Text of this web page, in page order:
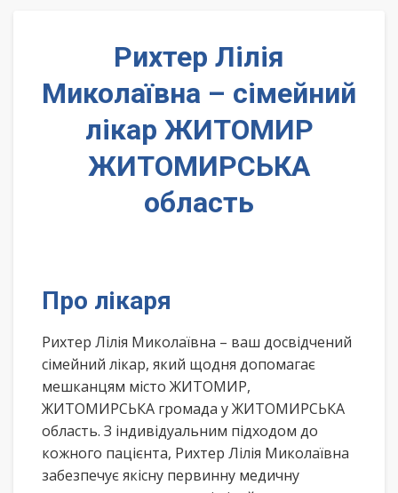
Рихтер Лілія
Миколаївна – сімейний
лікар ЖИТОМИР
ЖИТОМИРСЬКА
область
Про лікаря
Рихтер Лілія Миколаївна – ваш досвідчений
сімейний лікар, який щодня допомагає
мешканцям місто ЖИТОМИР,
ЖИТОМИРСЬКА громада у ЖИТОМИРСЬКА
область. З індивідуальним підходом до
кожного пацієнта, Рихтер Лілія Миколаївна
забезпечує якісну первинну медичну